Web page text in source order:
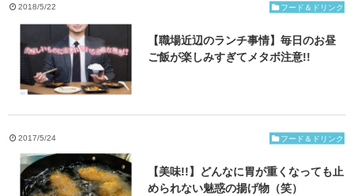
2018/5/22 フード＆ドリンク
【職場近辺のランチ事情】毎日のお昼
ご飯が楽しみすぎてメタボ注意!!
2017/5/24 フード＆ドリンク
【美味!!】どんなに胃が重くなっても止
められない魅惑の揚げ物（笑）